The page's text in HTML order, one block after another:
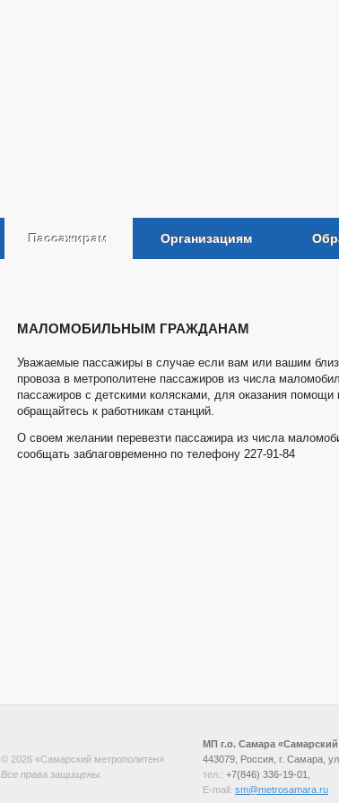
Пассажирам Организациям
MАЛОМОБИЛЬНЫМ ГРАЖДАНАМ
Уважаемые пассажиры в случае если вам или вашим
провоза в метрополитене пассажиров из числа
пассажиров с детскими колясками, для оказания
обращайтесь к работникам станций.
О своем желании перевезти пассажира из числа
сообщать заблаговременно по телефону 227-91-84
© 2026 «Самарский метрополитен»
Все права защищены.
МП г.о. Самара
443079, Россия, г. Самара,
тел.: +7(846) 336-19-01,
E-mail: sm@metrosamara.ru